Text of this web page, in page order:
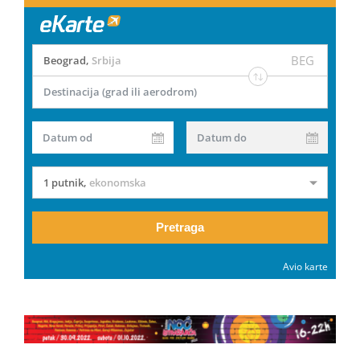
Beograd, Srbija BEG
Destinacija (grad ili aerodrom)
Datum od Datum do
1 putnik, ekonomska
Pretraga
Avio karte